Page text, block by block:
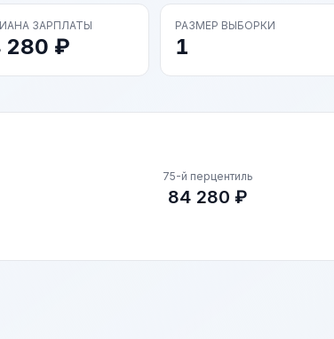
ЗАРПЛАТЫ
280 ₽
РАЗМЕР ВЫБОРКИ
1
75-й перцентиль
84 280 ₽